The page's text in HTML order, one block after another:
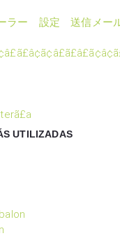
ラー 設定 送信メー
UTILIZADAS